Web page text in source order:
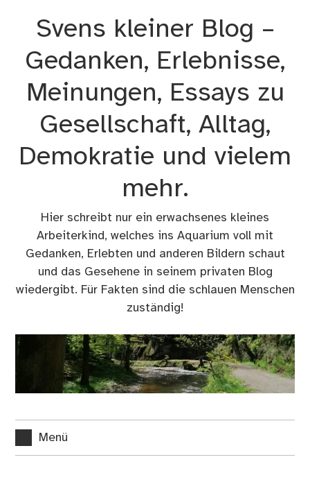
Svens kleiner Blog –
Gedanken, Erlebnisse,
Meinungen, Essays zu
Gesellschaft, Alltag,
Demokratie und vielem
mehr.
Hier schreibt nur ein erwachsenes kleines
Arbeiterkind, welches ins Aquarium voll mit
Gedanken, Erlebten und anderen Bildern schaut
und das Gesehene in seinem privaten Blog
wiedergibt. Für Fakten sind die schlauen Menschen
zuständig!
Menü